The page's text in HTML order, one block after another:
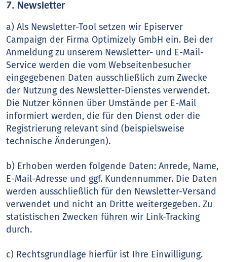
7. Newsletter
a) Als Newsletter-Tool setzen wir Episerver
Campaign der Firma Optimizely GmbH ein. Bei der
Anmeldung zu unserem Newsletter- und E-Mail-
Service werden die vom Webseitenbesucher
eingegebenen Daten ausschließlich zum Zwecke
der Nutzung des Newsletter-Dienstes verwendet.
Die Nutzer können über Umstände per E-Mail
informiert werden, die für den Dienst oder die
Registrierung relevant sind (beispielsweise
technische Änderungen).
b) Erhoben werden folgende Daten: Anrede, Name,
E-Mail-Adresse und ggf. Kundennummer. Die Daten
werden ausschließlich für den Newsletter-Versand
verwendet und nicht an Dritte weitergegeben. Zu
statistischen Zwecken führen wir Link-Tracking
durch.
c) Rechtsgrundlage hierfür ist Ihre Einwilligung.